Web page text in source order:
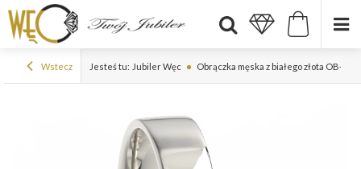
Wstecz Jesteś tu: Jubiler Węc Obrączka męska z białego złota OB-01B